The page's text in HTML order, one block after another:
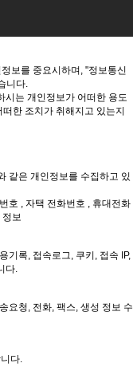
보를 중요시하며, "정보통신
니다.
시는 개인정보가 어떠한 용도
한 조치가 취해지고 있는지
같은 개인정보를 수집하고 있
호 , 자택 전화번호 , 휴대전화
보
기록, 접속로그, 쿠키, 접속 IP,
다.
요청, 전화, 팩스, 생성 정보 수
다.